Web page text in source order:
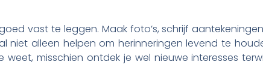
vast te leggen. Maak foto’s, schrijf
niet alleen helpen om herinneringen levend te
weet, misschien ontdek je wel nieuwe interesses